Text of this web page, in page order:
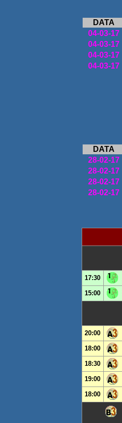
DATA
04-03-17
04-03-17
04-03-17
04-03-17
DATA
28-02-17
28-02-17
28-02-17
28-02-17
17:30
15:00
20:00
18:00
18:30
19:00
18:00